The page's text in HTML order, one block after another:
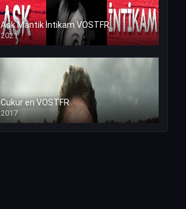
Ask Mantik İntikam VOSTFR
2021
Cukur en VOSTFR
2017